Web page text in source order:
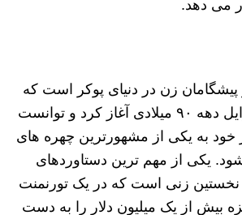
می‌ دهد.
پیشگامان زن در دنیای پوکر است که
حرفه‌ اش را از اوایل دهه ۹۰ میلادی آغاز کرد و توانست
خود به یکی از مشهورترین چهره‌ های
یکی از مهم‌ ترین دستاوردهای
نخستین زنی است که در یک تورنمنت
بیش از یک میلیون دلار را به دست